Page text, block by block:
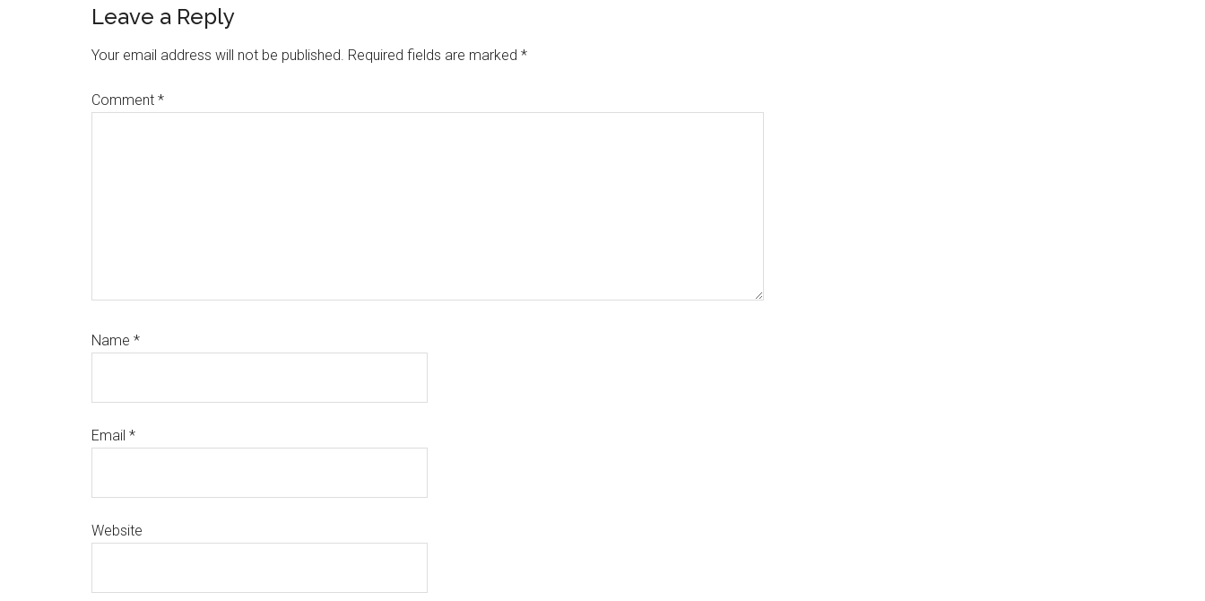
Reader
Interactions
Leave a Reply
Your email address will not be published. Required fields are marked *
Comment *
Name *
Email *
Website